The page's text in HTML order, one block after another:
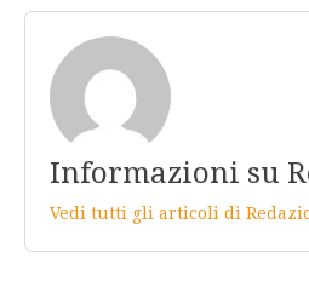
Informazioni su
Vedi tutti gli articoli di